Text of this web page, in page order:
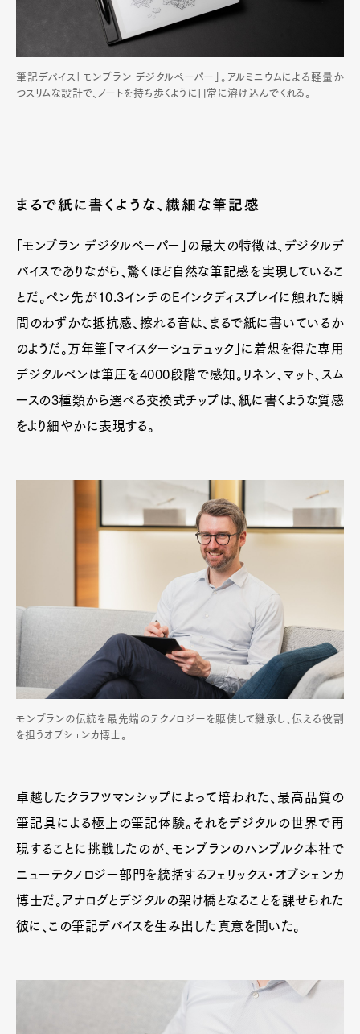
筆記デバイス「モンブラン デジタルペーパー」。アルミニウムによる軽量か
つスリムな設計で、ノートを持ち歩くように日常に溶け込んでくれる。
まるで紙に書くような、繊細な筆記感
「モンブラン デジタルペーパー」の最大の特徴は、デジタルデ
バイスでありながら、驚くほど自然な筆記感を実現しているこ
とだ。ペン先が10.3インチのEインクディスプレイに触れた瞬
間のわずかな抵抗感、擦れる音は、まるで紙に書いているか
のようだ。万年筆「マイスターシュテュック」に着想を得た専用
デジタルペンは筆圧を4000段階で感知。リネン、マット、スム
ースの3種類から選べる交換式チップは、紙に書くような質感
をより細やかに表現する。
モンブランの伝統を最先端のテクノロジーを駆使して継承し、伝える役割
を担うオブシェンカ博士。
卓越したクラフツマンシップによって培われた、最高品質の
筆記具による極上の筆記体験。それをデジタルの世界で再
現することに挑戦したのが、モンブランのハンブルク本社で
ニューテクノロジー部門を統括するフェリックス・オブシェンカ
博士だ。アナログとデジタルの架け橋となることを課せられた
彼に、この筆記デバイスを生み出した真意を聞いた。